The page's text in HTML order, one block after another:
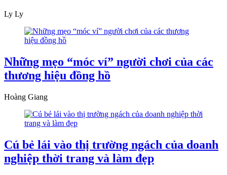
Ly Ly
Những mẹo “móc ví” người chơi của các
thương hiệu đồng hồ
Hoàng Giang
Cú bẻ lái vào thị trường ngách của doanh
nghiệp thời trang và làm đẹp